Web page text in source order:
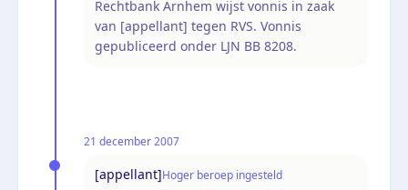
Rechtbank Arnhem wijst vonnis in zaak
van [appellant] tegen RVS. Vonnis
gepubliceerd onder LJN BB 8208.
21 december 2007
[appellant]Hoger beroep ingesteld